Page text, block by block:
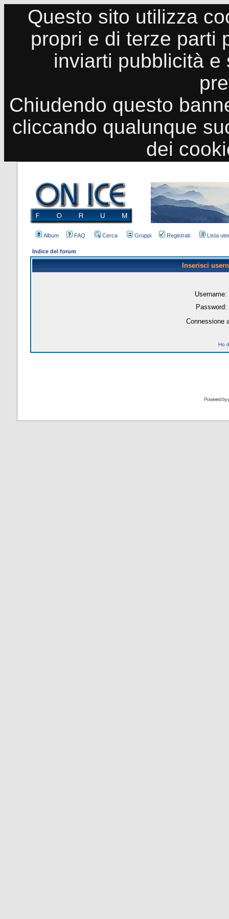
Questo sito utilizza
propri e di terze parti
inviarti pubblicità
Chiudendo questo
cliccando qualunque
dei
Album FAQ Cerca Gruppi Registrati Lista
Indice del forum
Inserisci
Username:
Password:
Connessione
Ho
Powered by